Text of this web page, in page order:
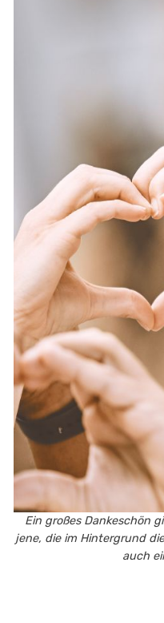
Ein großes Dankeschön
jene, die im Hintergrund
auch